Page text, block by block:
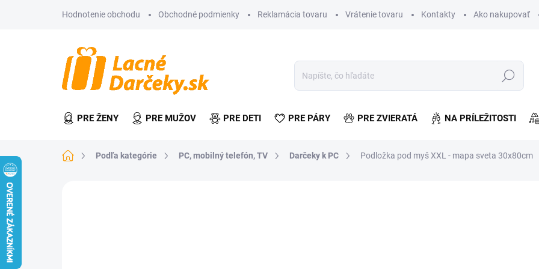
Hodnotenie obchodu Obchodné podmienky Reklamácia tovaru Vrátenie tovaru Kontakty Ako nakupovať
Hľadať
PRE ŽENY PRE MUŽOV PRE DETI PRE PÁRY PRE ZVIERATÁ NA PRÍLEŽITOSTI
DomovPodľa kategórie PC, mobilný telefón, TV Darčeky k PC Podložka pod myš XXL - mapa sveta 30x80cm